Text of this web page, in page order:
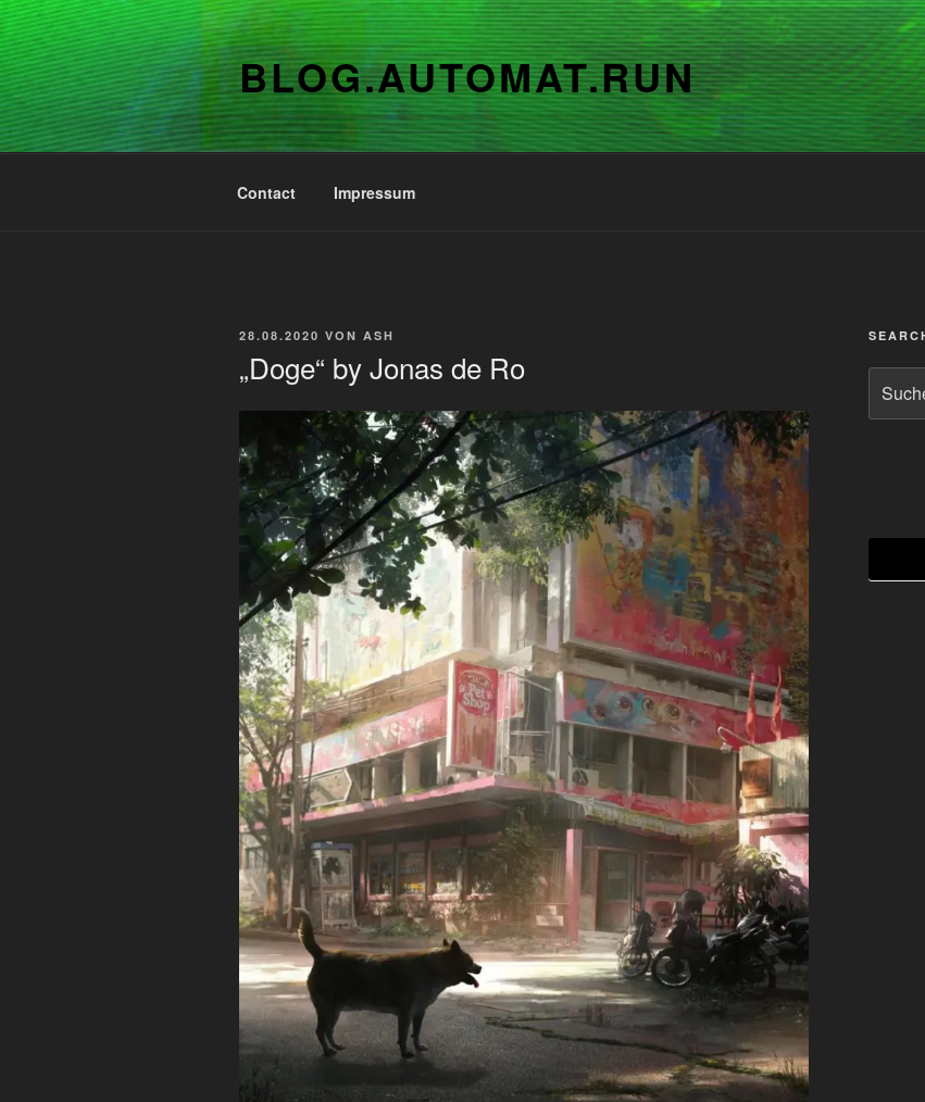
Zum
Inhalt
springen
BLOG.AUTOMAT.RUN
Contact Impressum
VERÖFFENTLICHT
28.08.2020 VON ASH
„Doge“ by Jonas de Ro
nach: